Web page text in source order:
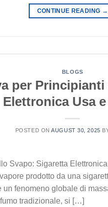
CONTINUE READING →
BLOGS
per
Elettronica Usa
POSTED ONAUGUST 30, 2025
Svapo: Sigaretta
prodotto da una
un fenomeno globale di
tradizionale, si […]